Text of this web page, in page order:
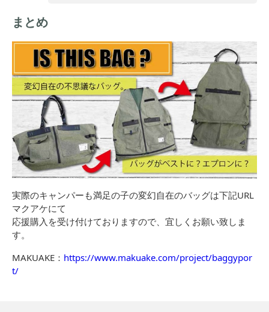
まとめ
実際のキャンパーも満足の子の変幻自在のバッグは下記URL
マクアケにて
応援購入を受け付けておりますので、宜しくお願い致しま
す。
MAKUAKE： https://www.makuake.com/project/baggypor
t/